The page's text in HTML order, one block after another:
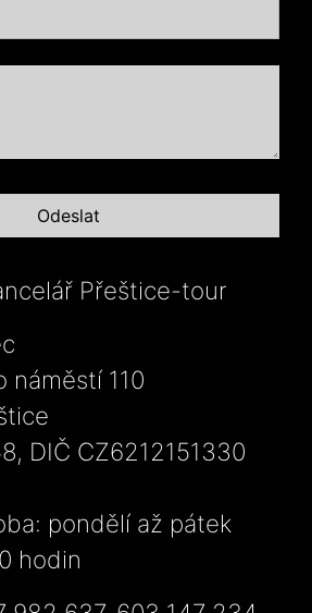
Přeštice-tour
náměstí 110
DIČ CZ6212151330
pondělí až pátek
hodin